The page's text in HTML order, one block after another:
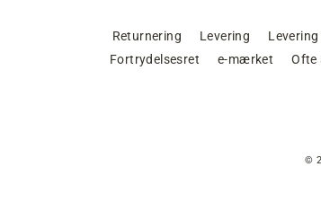
Returnering Levering
Fortrydelsesret
e-mærket Ofte
©